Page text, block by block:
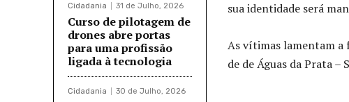
Cidadania 31 de Julho, 2026
Curso de pilotagem de
drones abre portas
para uma profissão
ligada à tecnologia
Cidadania 30 de Julho, 2026
sua identidade será
As vítimas lamentam a
de de Águas da Prata –